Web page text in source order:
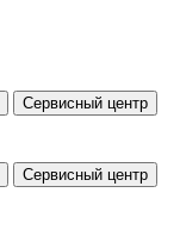
Сервисный центр
Сервисный центр